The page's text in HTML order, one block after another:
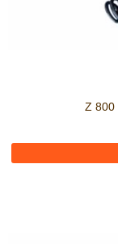
Z 800